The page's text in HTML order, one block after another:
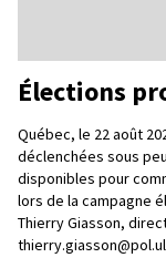
Élections
Québec, le 22 août
déclenchées sous
disponibles pour
lors de la campagne
Thierry Giasson,